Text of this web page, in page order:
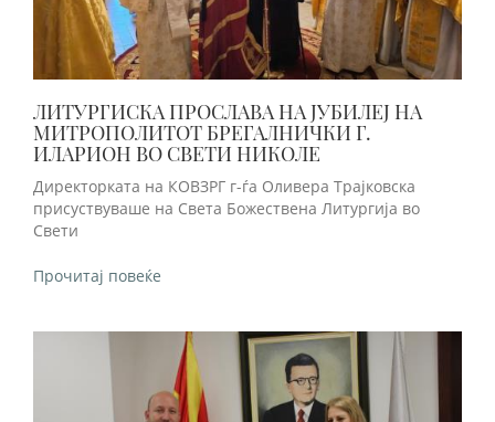
ЛИТУРГИСКА ПРОСЛАВА НА ЈУБИЛЕЈ НА
МИТРОПОЛИТОТ БРЕГАЛНИЧКИ Г.
ИЛАРИОН ВО СВЕТИ НИКОЛЕ
Директорката на КОВЗРГ г-ѓа Оливера Трајковска
присуствуваше на Света Божествена Литургија во
Свети
Прочитај повеќе